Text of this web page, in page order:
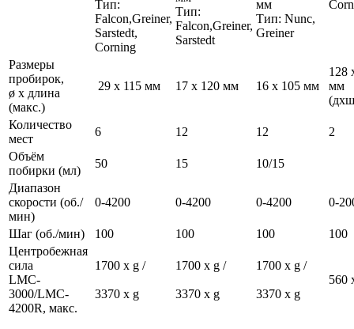
Тип:
Falcon,Greiner,
Sarstedt,
Corning
Тип:
Falcon,Greiner,
Sarstedt
мм
Тип: Nunc,
Greiner
Размеры
пробирок,
ø x длина
(макс.)
29 x 115 мм 17 x 120 мм 16 x 105 мм
128
мм
Количество
мест
6 12 12
2
Объём
побирки (мл)
50 15
10/15
Диапазон
скорости (об./
мин)
0-4200 0-4200 0-4200 0-
Шаг (об./мин) 100 100 100
100
Центробежная
сила
LMC-
3000/LMC-
4200R, макс.
1700 x g /
3370 x g
1700 x g /
3370 x g
1700 x g /
3370 x g
560